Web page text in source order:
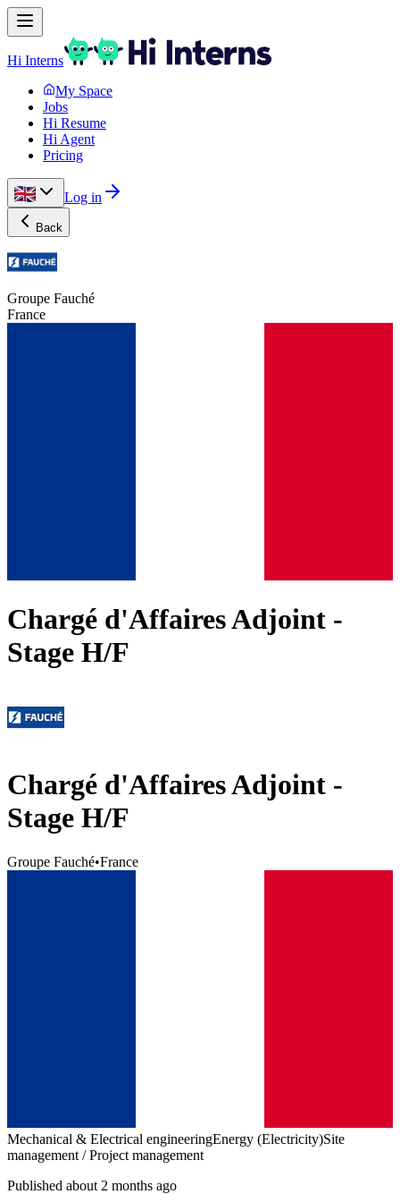
Hi Interns
My Space
Jobs
Hi Resume
Hi Agent
Pricing
Log in
Back
Groupe Fauché
France
Chargé d'Affaires Adjoint -
Stage H/F
Chargé d'Affaires Adjoint -
Stage H/F
Groupe Fauché•France
Mechanical & Electrical engineeringEnergy (Electricity)Site
management / Project management
Published about 2 months ago